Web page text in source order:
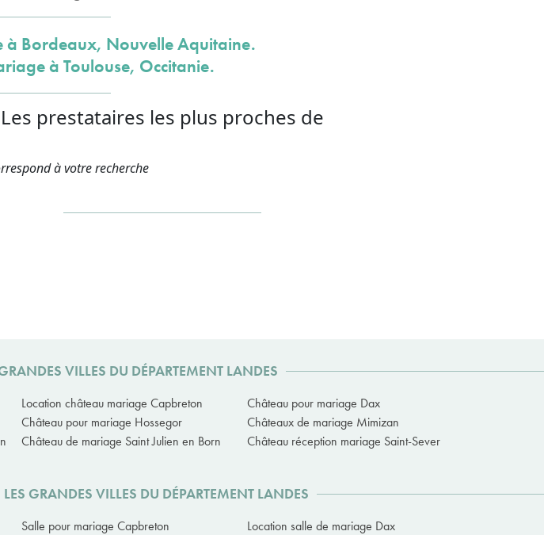
à Bordeaux, Nouvelle Aquitaine.
à Toulouse, Occitanie.
Les prestataires les plus proches de
à votre recherche
VILLES DU DÉPARTEMENT LANDES
Location château mariage Capbreton
Château pour mariage Dax
Château pour mariage Hossegor
Châteaux de mariage Mimizan
Château de mariage Saint Julien en Born
Château réception mariage Saint-Sever
GRANDES VILLES DU DÉPARTEMENT LANDES
Salle pour mariage Capbreton
Location salle de mariage Dax